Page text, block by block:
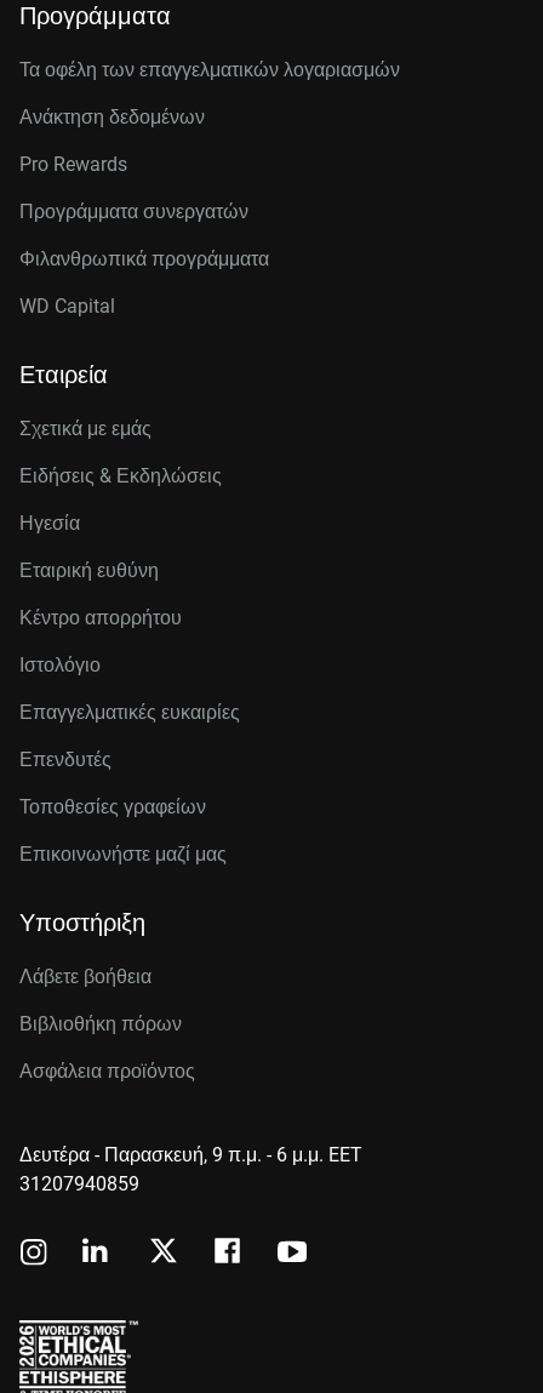
Προγράμματα
Τα οφέλη των επαγγελματικών λογαριασμών
Ανάκτηση δεδομένων
Pro Rewards
Προγράμματα συνεργατών
Φιλανθρωπικά προγράμματα
WD Capital
Εταιρεία
Σχετικά με εμάς
Ειδήσεις & Εκδηλώσεις
Ηγεσία
Εταιρική ευθύνη
Κέντρο απορρήτου
Ιστολόγιο
Επαγγελματικές ευκαιρίες
Επενδυτές
Τοποθεσίες γραφείων
Επικοινωνήστε μαζί μας
Υποστήριξη
Λάβετε βοήθεια
Βιβλιοθήκη πόρων
Ασφάλεια προϊόντος
Δευτέρα - Παρασκευή, 9 π.μ. - 6 μ.μ. EET
31207940859